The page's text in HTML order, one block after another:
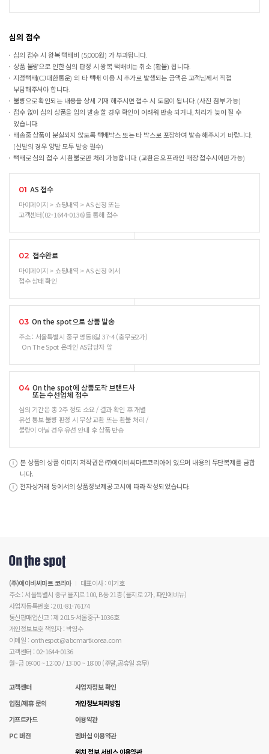
심의 접수
심의 접수 시 왕복 택배비 (5,000원) 가 부과됩니다.
상품 불량으로 인한 심의 판정 시 왕복 택배비는 취소 (환불) 됩니다.
지정택배(CJ대한통운) 외 타 택배 이용 시 추가로 발생되는 금액은 고객님께서 직접
부담해주셔야 합니다.
불량으로 확인되는 내용을 상세 기재 해주시면 접수 시 도움이 됩니다. (사진 첨부 가능)
접수 없이 심의 상품을 임의 발송 할 경우 확인이 어려워 반송 되거나, 처리가 늦어 질 수
있습니다.
배송중 상품이 분실되지 않도록 택배박스 또는 타 박스로 포장하여 발송 해주시기 바랍니다.
(신발의 경우 양발 모두 발송 필수)
택배로 심의 접수 시 환불로만 처리 가능합니다. (교환은 오프라인 매장 접수시에만 가능)
01 AS 접수
마이페이지 > 쇼핑내역 > AS 신청 또는
고객센터(02-1644-0136)를 통해 접수
02 접수완료
마이페이지 > 쇼핑내역 > AS 신청 에서
접수 상태 확인
03 On the spot으로 상품 발송
주소 : 서울특별시 중구 명동8길 37-4 (충무로2가)
On The Spot 온라인 AS담당자 앞
04 On the spot에 상품도착 브랜드사
또는 수선업체 접수
심의 기간은 총 2주 정도 소요 / 결과 확인 후 개별
유선 통보 불량 판정 시 무상 교환 또는 환불 처리 /
불량이 아닐 경우 유선 안내 후 상품 반송
본 상품의 상품 이미지 저작권은 ㈜에이비씨마트코리아에 있으며 내용의 무단복제를 금합
니다.
전자상거래 등에서의 상품정보제공 고시에 따라 작성되었습니다.
(주)에이비씨마트 코리아
대표이사 : 이기호
주소 : 서울특별시 중구 을지로 100, B동 21층 (을지로 2가, 파인에비뉴)
사업자등록번호 : 201-81-76174
통신판매업신고 : 제 2015-서울중구-1036호
개인정보보호 책임자 : 박영수
이메일 : onthespot@abcmartkorea.com
고객센터 : 02-1644-0136
월~금 09:00 ~ 12:00 / 13:00 ~ 18:00 (주말,공휴일 휴무)
고객센터
입점/제휴 문의
기프트카드
PC 버전
사업자정보 확인
개인정보처리방침
이용약관
멤버십 이용약관
위치 정보 서비스 이용약관